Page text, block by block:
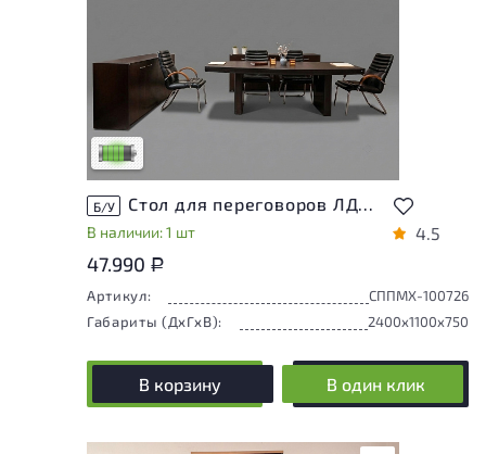
У товара присутствуют незначительные
следы эксплуатации, не влияющие на
удобство его использования
Низкая степень износа
Б/У Стол для переговоров ЛДСП Махагон
В наличии: 1 шт 4.5
47.990 Р
Артикул:
СППМХ-100726
Габариты (ДxГxВ):
2400x1100x750
В корзину В один клик